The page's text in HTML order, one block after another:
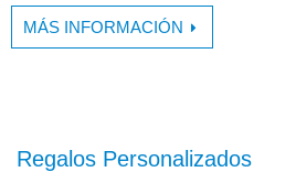
MÁS INFORMACIÓN
Regalos Personalizados